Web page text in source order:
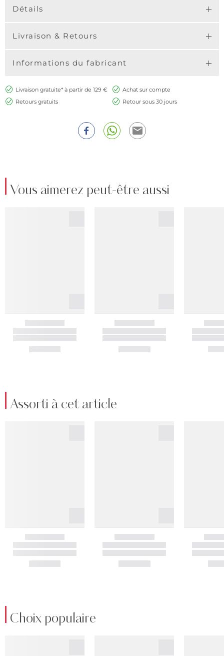
Détails
Livraison & Retours
Informations du fabricant
Livraison gratuite* à partir de 129 €
Achat sur compte
Retours gratuits
Retour sous 30 jours
Vous aimerez peut-être aussi
Assorti à cet article
Choix populaire